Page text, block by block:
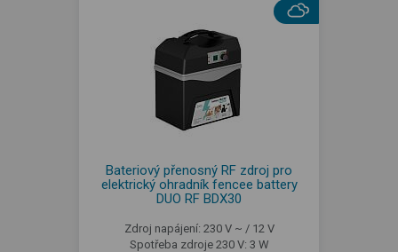
Bateriový přenosný RF zdroj pro
elektrický ohradník fencee battery
DUO RF BDX30
Zdroj napájení: 230 V ~ / 12 V
Spotřeba zdroje 230 V: 3 W